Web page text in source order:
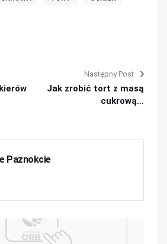
Następny Post
Jak zrobić tort z masą
cukrową...
Paznokcie